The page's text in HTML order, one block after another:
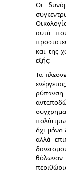
Οι
αυτά
και της
εξής:
Τα
όχι μόνο
αλλά